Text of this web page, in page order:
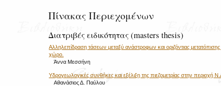
Πίνακας Περιεχομένων
Διατριβές ειδικότητας (masters thesis)
Αλληλεπίδραση τάσεων μεταξύ ανάστροφων και οριζόντιας
χώρο.
Άννα Μεσσήνη
Υδρογεωλογικές συνθήκες και εξέλιξη της πιεζομετρίας στην περιοχή
Αθανάσιος Δ. Παύλου